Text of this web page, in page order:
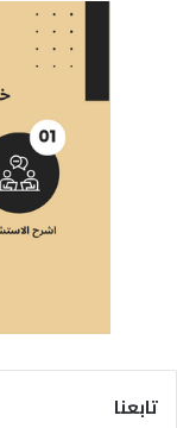
تابعنا